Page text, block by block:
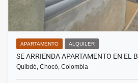
APARTAMENTO ALQUILER
SE ARRIENDA APARTAMENTO EN EL
Quibdó, Chocó, Colombia